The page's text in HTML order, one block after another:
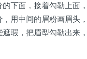
下面，接着勾勒上面，
用中间的眉粉画眉头，
瑕，把眉型勾勒出来，